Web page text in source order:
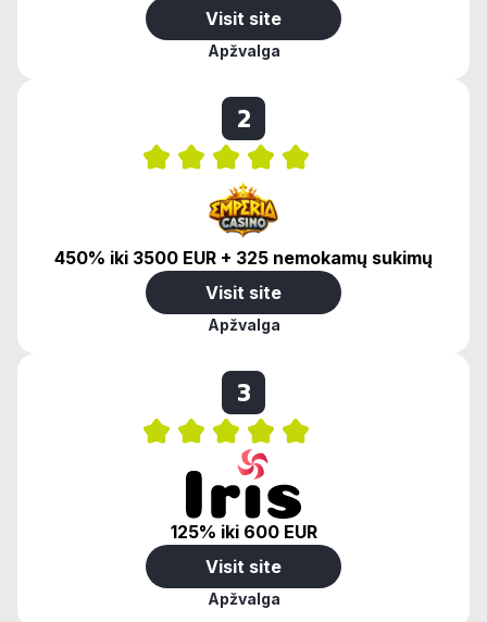
Visit site
Apžvalga
2
450% iki 3500 EUR + 325 nemokamų sukimų
Visit site
Apžvalga
3
125% iki 600 EUR
Visit site
Apžvalga